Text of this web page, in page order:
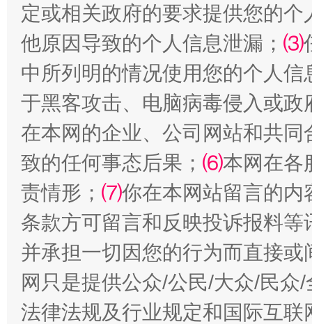
全民健身五年计划来了！等你上场
阿坝州三大球赛在茂县开幕 规模
定或相关政府的要求提供您的个
他原因导致的个人信息泄漏； ⑶
中所列明的情况使用您的个人
于黑客攻击、电脑病毒侵入或
在本网的企业、公司网站和共
致的任何事态后果； ⑹本网在各
责情形； ⑺你在本网站留言的内
条款方可留言和反映投诉报料
并承担一切因您的行为而直接
网只是提供公众/公民/大众/民
法律法规及行业规定和国际互